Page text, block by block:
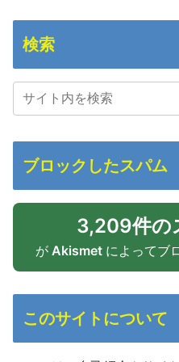
検索
ブロックしたスパム
3,209件の
が Akismetによってブ
このサイトについて